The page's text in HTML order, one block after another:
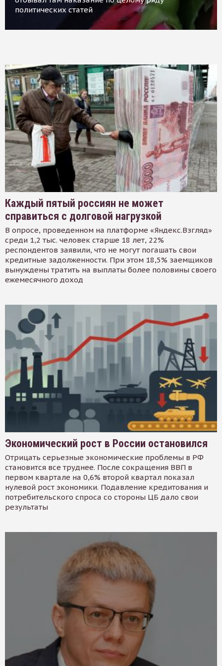
политических статей
Каждый пятый россиян не может
справиться с долговой нагрузкой
В опросе, проведенном на платформе «Яндекс.Взгляд»
среди 1,2 тыс. человек старше 18 лет, 22%
респондентов заявили, что не могут погашать свои
кредитные задолженности. При этом 18,5% заемщиков
вынуждены тратить на выплаты более половины своего
ежемесячного доход
Экономический рост в России остановился
Отрицать серьезные экономические проблемы в РФ
становится все труднее. После сокращения ВВП в
первом квартале на 0,6% второй квартал показал
нулевой рост экономики. Подавление кредитования и
потребительского спроса со стороны ЦБ дало свои
результаты